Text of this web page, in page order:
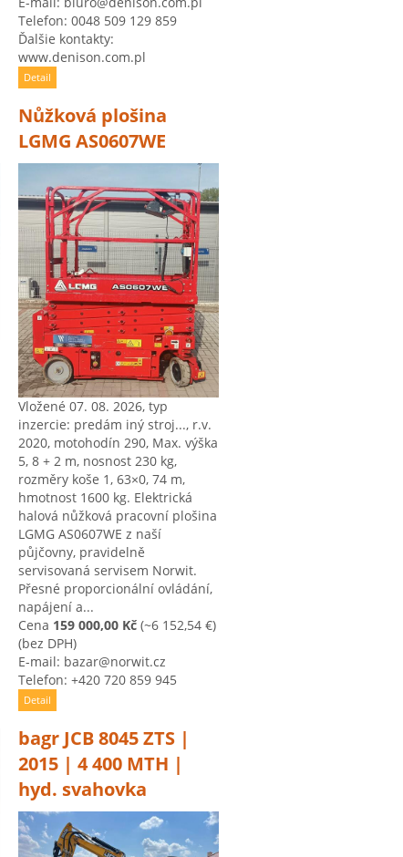
Telefon: 0048 509 129 859
Ďalšie kontakty:
www.denison.com.pl
Detail
Nůžková plošina
LGMG AS0607WE
Vložené 07. 08. 2026, typ
inzercie: predám iný stroj..., r.v.
2020, motohodín 290, Max. výška
5, 8 + 2 m, nosnost 230 kg,
rozměry koše 1, 63×0, 74 m,
hmotnost 1600 kg. Elektrická
halová nůžková pracovní plošina
LGMG AS0607WE z naší
půjčovny, pravidelně
servisovaná servisem Norwit.
Přesné proporcionální ovládání,
napájení a...
Cena 159 000,00 Kč (~6 152,54 €)
(bez DPH)
E-mail: bazar@norwit.cz
Telefon: +420 720 859 945
Detail
bagr JCB 8045 ZTS |
2015 | 4 400 MTH |
hyd. svahovka